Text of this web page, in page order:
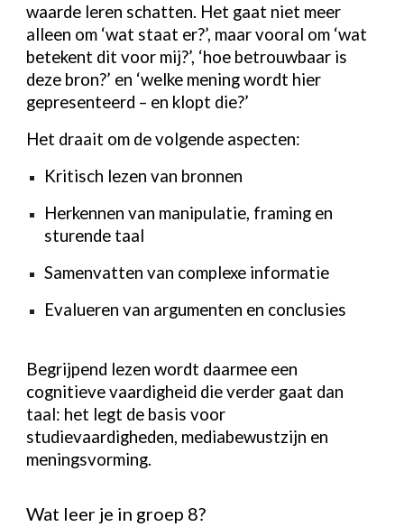
waarde leren schatten. Het gaat niet meer
alleen om ‘wat staat er?’, maar vooral om ‘wat
betekent dit voor mij?’, ‘hoe betrouwbaar is
deze bron?’ en ‘welke mening wordt hier
gepresenteerd – en klopt die?’
Het draait om de volgende aspecten:
Kritisch lezen van bronnen
Herkennen van manipulatie, framing en
sturende taal
Samenvatten van complexe informatie
Evalueren van argumenten en conclusies
Begrijpend lezen wordt daarmee een
cognitieve vaardigheid die verder gaat dan
taal: het legt de basis voor
studievaardigheden, mediabewustzijn en
meningsvorming.
Wat leer je in groep 8?